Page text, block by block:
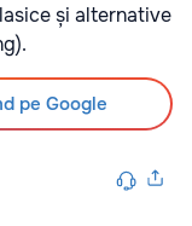
și alternative
pe Google